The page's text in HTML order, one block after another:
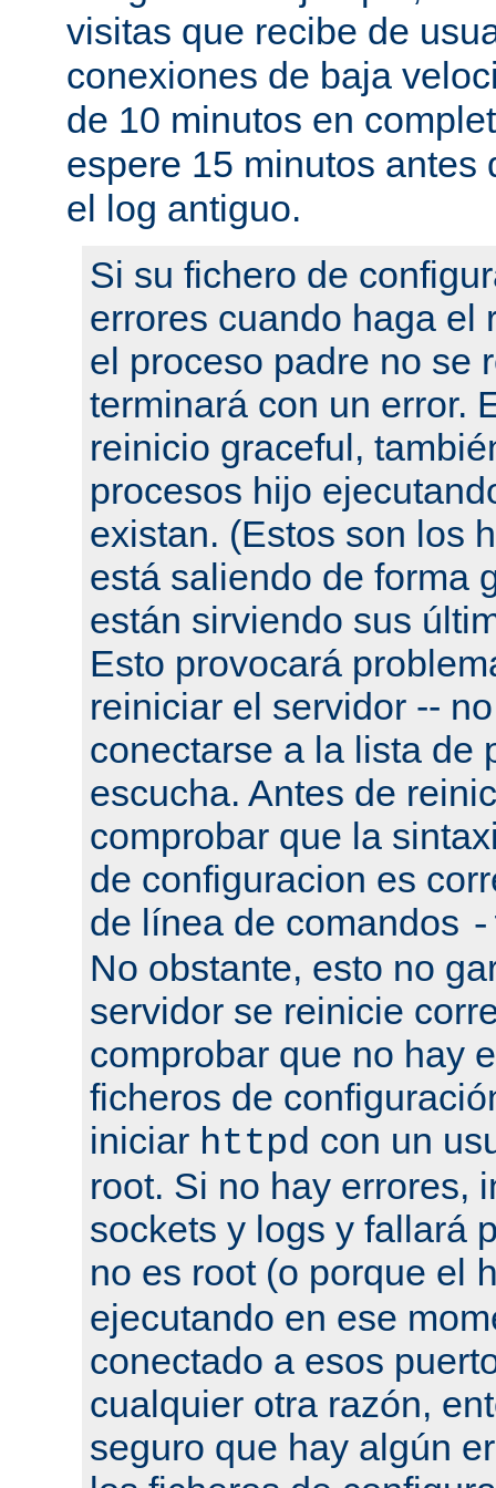
visitas que recibe de
conexiones de baja
de 10 minutos en
espere 15 minutos antes
el log antiguo.
Si su fichero de
errores cuando haga el
el proceso padre no se
terminará con un error.
reinicio graceful,
procesos hijo
existan. (Estos son los
está saliendo de forma
están sirviendo sus
Esto provocará
reiniciar el servidor --
conectarse a la lista de
escucha. Antes de
comprobar que la
de configuracion es
de línea de comandos
No obstante, esto no
servidor se reinicie
comprobar que no hay
ficheros de
iniciar httpd con un
root. Si no hay errores,
sockets y logs y fallará
no es root (o porque el
ejecutando en ese
conectado a esos
cualquier otra razón,
seguro que hay algún